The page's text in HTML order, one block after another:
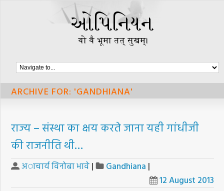
ARCHIVE FOR: 'GANDHIANA'
राज्य – संस्था का क्षय करते जाना यही गांधीजी
की राजनीति थी…
अाचार्य विनोबा भावे | Gandhiana |
12 August 2013